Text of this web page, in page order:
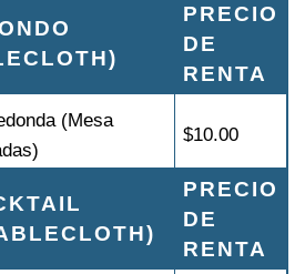
PRECIO
DE
RENTA
(Mesa
$10.00
PRECIO
DE
RENTA